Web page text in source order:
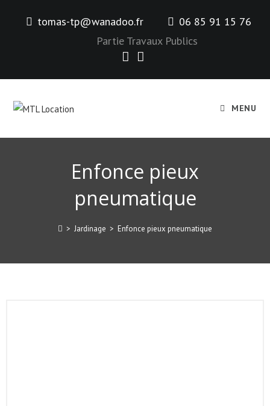
tomas-tp@wanadoo.fr
06 85 91 15 76
Partie Travaux Publics
MENU
Enfonce pieux
pneumatique
> Jardinage > Enfonce pieux pneumatique